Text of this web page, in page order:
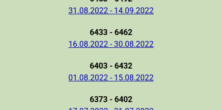
31.08.2022 - 14.09.2022
6433 - 6462
16.08.2022 - 30.08.2022
6403 - 6432
01.08.2022 - 15.08.2022
6373 - 6402